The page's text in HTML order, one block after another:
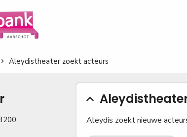
Aleydistheater zoekt acteurs
Aleydis zoekt nieuwe